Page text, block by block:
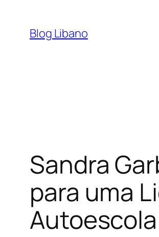
Blog Libano
Sandra
para uma
Autoescola